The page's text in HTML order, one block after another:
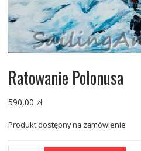
Ratowanie Polonusa
590,00 zł
Produkt dostępny na zamówienie